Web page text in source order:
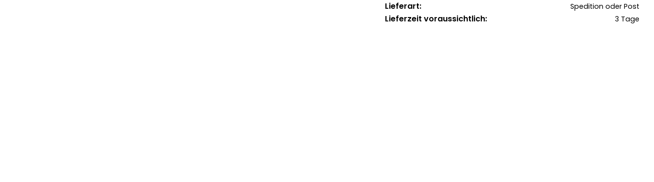
Lieferart: Spedition oder Post
Lieferzeit voraussichtlich: 3 Tage